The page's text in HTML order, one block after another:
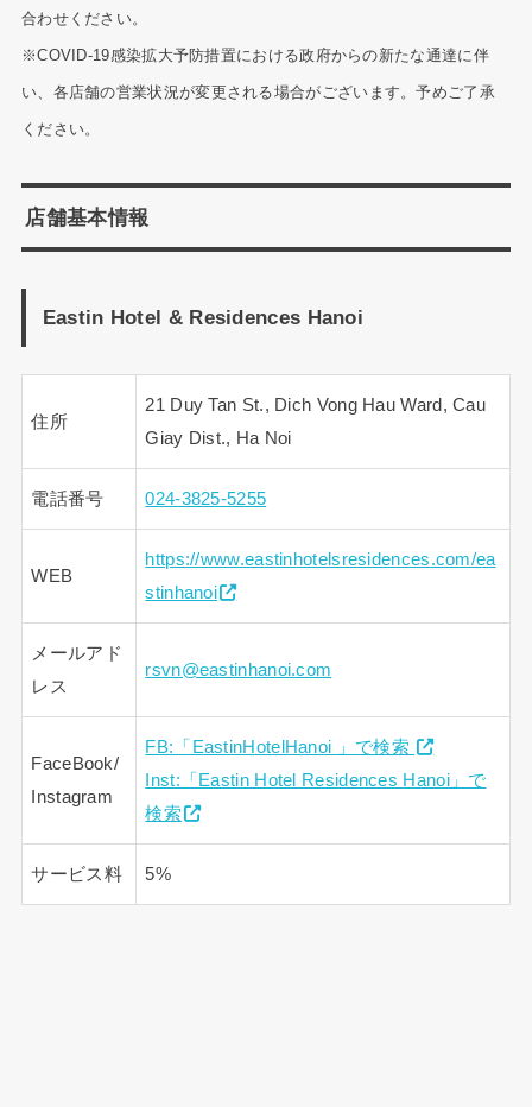
合わせください。
※COVID-19感染拡大予防措置における政府からの新たな通達に伴
い、各店舗の営業状況が変更される場合がございます。予めご了承
ください。
店舗基本情報
Eastin Hotel & Residences Hanoi
住所
21 Duy Tan St., Dich Vong Hau Ward, Cau
Giay Dist., Ha Noi
電話番号 024-3825-5255
WEB
https://www.eastinhotelsresidences.com/ea
stinhanoi
メールアド
レス
rsvn@eastinhanoi.com
FaceBook/
Instagram
FB:「EastinHotelHanoi 」で検索
Inst:「Eastin Hotel Residences Hanoi」で
検索
サービス料 5%